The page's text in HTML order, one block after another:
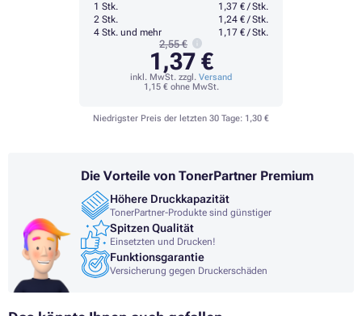
1 Stk.
1,37 € / Stk.
2 Stk.
1,24 € / Stk.
4 Stk. und mehr
1,17 € / Stk.
2,55 €
1,37 €
inkl. MwSt. zzgl. Versand
1,15 €ohne MwSt.
Niedrigster Preis der letzten 30 Tage: 1,30 €
Die Vorteile von TonerPartner Premium
Höhere Druckkapazität
TonerPartner-Produkte sind günstiger
Spitzen Qualität
Einsetzten und Drucken!
Funktionsgarantie
Versicherung gegen Druckerschäden